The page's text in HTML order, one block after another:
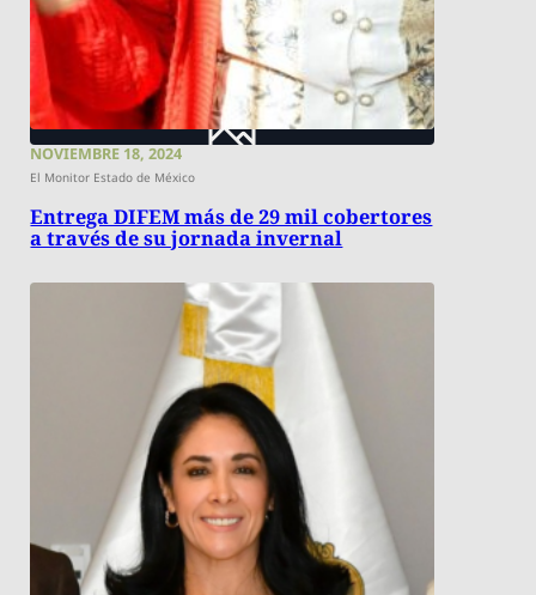
NOVIEMBRE 18, 2024
El Monitor Estado de México
Entrega DIFEM más de 29 mil cobertores
a través de su jornada invernal